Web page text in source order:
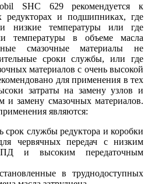
SHC 629 рекомендуется к
и подшипниках, где
низкие температуры или где
температуры в объеме масла
смазочные материалы не
сроки службы, или где
материалов с очень высокой
для применения в тех
затраты на замену узлов и
и замену смазочных материалов.
являются:
срок службы редуктора и коробки
червячных передач с низким
и высоким передаточным
в труднодоступных